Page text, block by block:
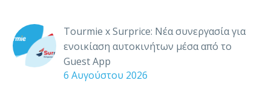
διαχειρίζεστε, να
εξυπηρετείτε και να
αλληλεπιδράτε με…
Tourmie x Surprice: Νέα συνεργασία για
ενοικίαση αυτοκινήτων μέσα από το
Guest App
6 Αυγούστου 2026